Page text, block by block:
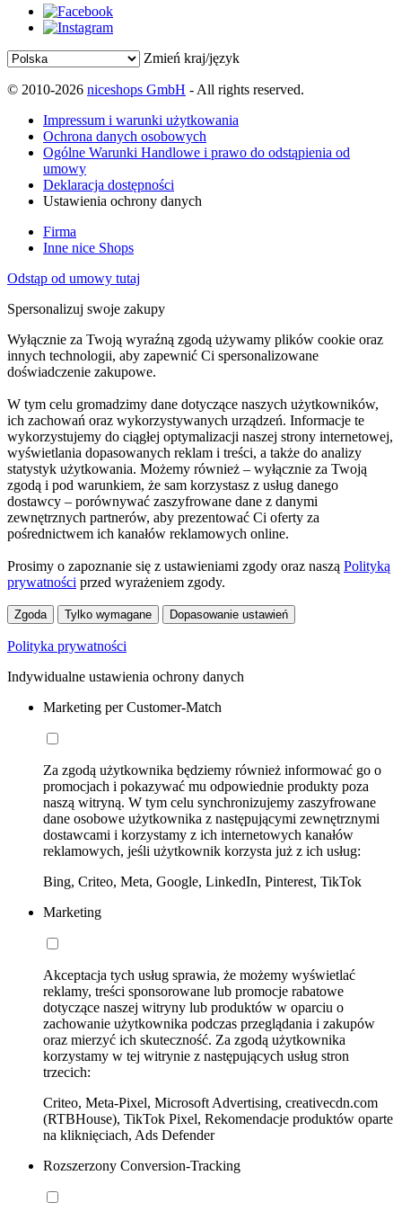
Zmień kraj/język
© 2010-2026 niceshops GmbH - All rights reserved.
Impressum i warunki użytkowania
Ochrona danych osobowych
Ogólne Warunki Handlowe i prawo do odstąpienia od
umowy
Deklaracja dostępności
Ustawienia ochrony danych
Firma
Inne nice Shops
Odstąp od umowy tutaj
Spersonalizuj swoje zakupy
Wyłącznie za Twoją wyraźną zgodą używamy plików cookie oraz
innych technologii, aby zapewnić Ci spersonalizowane
doświadczenie zakupowe.
W tym celu gromadzimy dane dotyczące naszych użytkowników,
ich zachowań oraz wykorzystywanych urządzeń. Informacje te
wykorzystujemy do ciągłej optymalizacji naszej strony internetowej,
wyświetlania dopasowanych reklam i treści, a także do analizy
statystyk użytkowania. Możemy również – wyłącznie za Twoją
zgodą i pod warunkiem, że sam korzystasz z usług danego
dostawcy – porównywać zaszyfrowane dane z danymi
zewnętrznych partnerów, aby prezentować Ci oferty za
pośrednictwem ich kanałów reklamowych online.
Prosimy o zapoznanie się z ustawieniami zgody oraz naszą Polityką
prywatności przed wyrażeniem zgody.
Zgoda Tylko wymagane Dopasowanie ustawień
Polityka prywatności
Indywidualne ustawienia ochrony danych
Marketing per Customer-Match
Za zgodą użytkownika będziemy również informować go o
promocjach i pokazywać mu odpowiednie produkty poza
naszą witryną. W tym celu synchronizujemy zaszyfrowane
dane osobowe użytkownika z następującymi zewnętrznymi
dostawcami i korzystamy z ich internetowych kanałów
reklamowych, jeśli użytkownik korzysta już z ich usług:
Bing, Criteo, Meta, Google, LinkedIn, Pinterest, TikTok
Marketing
Akceptacja tych usług sprawia, że możemy wyświetlać
reklamy, treści sponsorowane lub promocje rabatowe
dotyczące naszej witryny lub produktów w oparciu o
zachowanie użytkownika podczas przeglądania i zakupów
oraz mierzyć ich skuteczność. Za zgodą użytkownika
korzystamy w tej witrynie z następujących usług stron
trzecich:
Criteo, Meta-Pixel, Microsoft Advertising, creativecdn.com
(RTBHouse), TikTok Pixel, Rekomendacje produktów oparte
na kliknięciach, Ads Defender
Rozszerzony Conversion-Tracking